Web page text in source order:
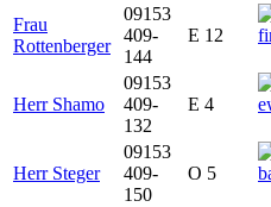
Frau
Rottenberger
09153
409-
144
E 12
Herr Shamo
09153
409-
132
E 4
Herr Steger
09153
409-
150
O 5